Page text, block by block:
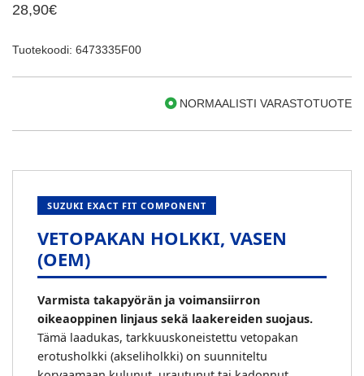
28,90€
Tuotekoodi: 6473335F00
NORMAALISTI VARASTOTUOTE
SUZUKI EXACT FIT COMPONENT
VETOPAKAN HOLKKI, VASEN
(OEM)
Varmista takapyörän ja voimansiirron
oikeaoppinen linjaus sekä laakereiden suojaus.
Tämä laadukas, tarkkuuskoneistettu vetopakan
erotusholkki (akseliholkki) on suunniteltu